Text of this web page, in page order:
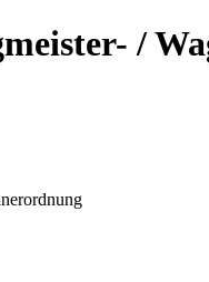
/